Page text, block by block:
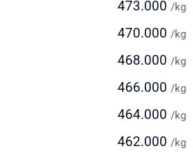
pengiriman Anda. Intrasia.id
yang akurat dan transparan pada
pengiriman ke Grenada
(express/standard)
473.000 /kg
470.000 /kg
468.000 /kg
466.000 /kg
464.000 /kg
462.000 /kg